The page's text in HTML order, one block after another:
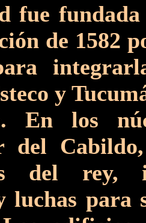
fue fundada
de 1582
y
En los
del
del rey,
luchas para